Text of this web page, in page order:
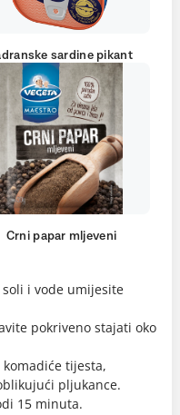
sardine pikant
Crni papar mljeveni
i vode umijesite
pokriveno stajati oko
tijesta,
pljukance.
15 minuta.